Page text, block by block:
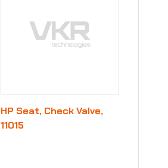
HP Seat, Check Valve,
11015